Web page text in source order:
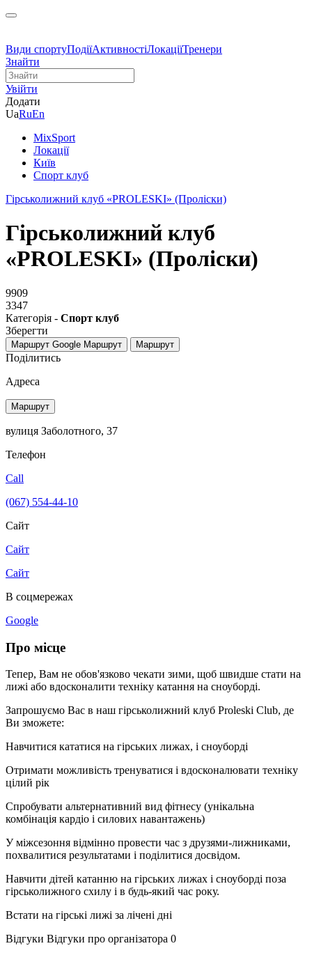
Види спортуПодіїАктивностіЛокаціїТренери
Знайти
Увійти
Додати
UaRuEn
MixSport
Локації
Київ
Спорт клуб
Гірськолижний клуб «PROLESKI» (Проліски)
Гірськолижний клуб
«PROLESKI» (Проліски)
9909
3347
Категорія - Спорт клуб
Зберегти
Маршрут Google Маршрут Маршрут
Поділитись
Адреса
Маршрут
вулиця Заболотного, 37
Телефон
Call
(067) 554-44-10
Сайт
Сайт
Сайт
В соцмережах
Google
Про місце
Тепер, Вам не обов'язково чекати зими, щоб швидше стати на
лижі або вдосконалити техніку катання на сноуборді.
Запрошуємо Вас в наш гірськолижний клуб Proleski Club, де
Ви зможете:
Навчитися кататися на гірських лижах, і сноуборді
Отримати можливість тренуватися і вдосконалювати техніку
цілий рік
Спробувати альтернативний вид фітнесу (унікальна
комбінація кардіо і силових навантажень)
У міжсезоння відмінно провести час з друзями-лижниками,
похвалитися результатами і поділитися досвідом.
Навчити дітей катанню на гірських лижах і сноуборді поза
гірськолижного схилу і в будь-який час року.
Встати на гірські лижі за лічені дні
Відгуки Відгуки про організатора 0